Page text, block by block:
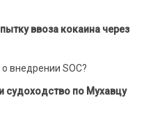
ввоза кокаина через
внедрении SOC?
судоходство по Мухавцу